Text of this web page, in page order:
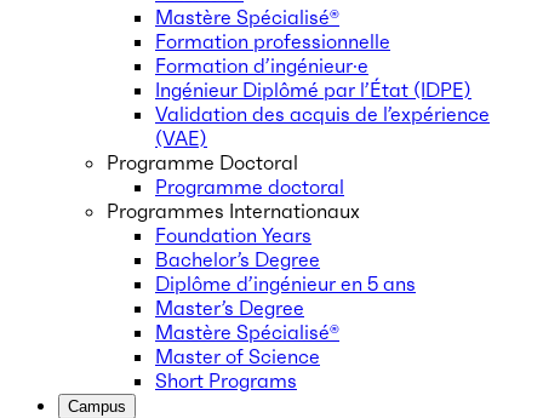
Mastère Spécialisé®
Formation professionnelle
Formation d’ingénieur·e
Ingénieur Diplômé par l’État (IDPE)
Validation des acquis de l’expérience
(VAE)
Programme Doctoral
Programme doctoral
Programmes Internationaux
Foundation Years
Bachelor’s Degree
Diplôme d’ingénieur en 5 ans
Master’s Degree
Mastère Spécialisé®
Master of Science
Short Programs
Campus